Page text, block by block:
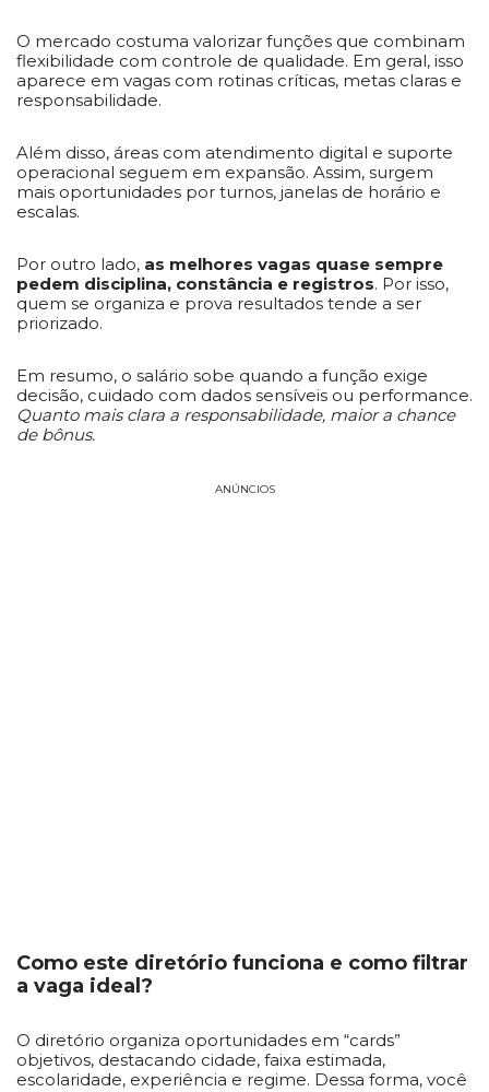
O mercado costuma valorizar funções que combinam
flexibilidade com controle de qualidade. Em geral, isso
aparece em vagas com rotinas críticas, metas claras e
responsabilidade.
Além disso, áreas com atendimento digital e suporte
operacional seguem em expansão. Assim, surgem
mais oportunidades por turnos, janelas de horário e
escalas.
Por outro lado, as melhores vagas quase sempre
pedem disciplina, constância e registros. Por isso,
quem se organiza e prova resultados tende a ser
priorizado.
Em resumo, o salário sobe quando a função exige
decisão, cuidado com dados sensíveis ou performance.
Quanto mais clara a responsabilidade, maior a chance
de bônus.
ANÚNCIOS
Como este diretório funciona e como filtrar
a vaga ideal?
O diretório organiza oportunidades em “cards”
objetivos, destacando cidade, faixa estimada,
escolaridade, experiência e regime. Dessa forma, você